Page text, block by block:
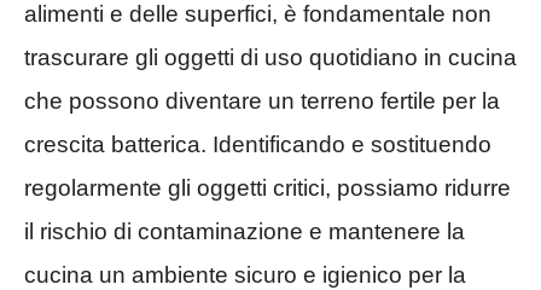
alimenti e delle superfici, è fondamentale non
trascurare gli oggetti di uso quotidiano in cucina
che possono diventare un terreno fertile per la
crescita batterica. Identificando e sostituendo
regolarmente gli oggetti critici, possiamo ridurre
il rischio di contaminazione e mantenere la
cucina un ambiente sicuro e igienico per la